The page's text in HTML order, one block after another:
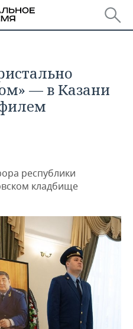
— в Казани
республики
кладбище